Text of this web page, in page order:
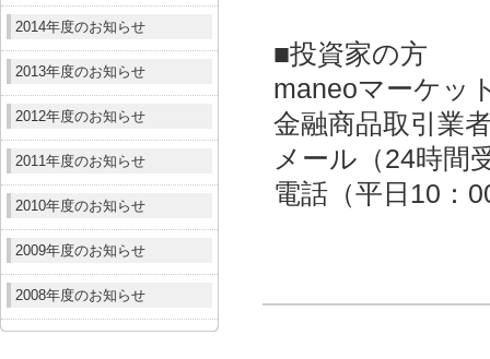
2014年度のお知らせ
2013年度のお知らせ
2012年度のお知らせ
2011年度のお知らせ
2010年度のお知らせ
2009年度のお知らせ
2008年度のお知らせ
■投資家の方
maneoマーケッ
金融商品取引業
メール（24時間
電話（平日10：